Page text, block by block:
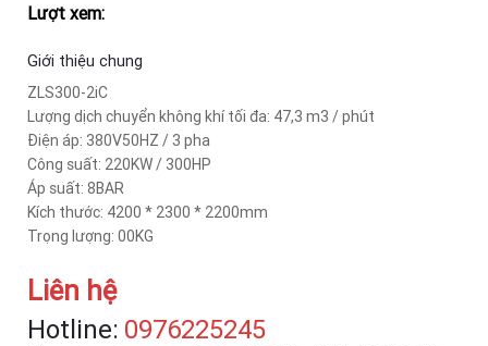
Lượt xem:
Giới thiệu chung
ZLS300-2iC
Lượng dịch chuyển không khí tối đa: 47,3 m3 / phút
Điện áp: 380V50HZ / 3 pha
Công suất: 220KW / 300HP
Áp suất: 8BAR
Kích thước: 4200 * 2300 * 2200mm
Trọng lượng: 00KG
Liên hệ
Hotline: ‎0976225245